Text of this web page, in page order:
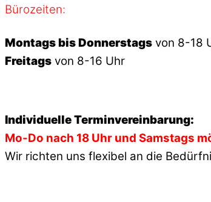
Bürozeiten:
Montags bis Donnerstags von 8-18
Freitags von 8-16 Uhr
Individuelle Terminvereinbarung:
Mo-Do nach 18 Uhr und Samstags
Wir richten uns flexibel an die